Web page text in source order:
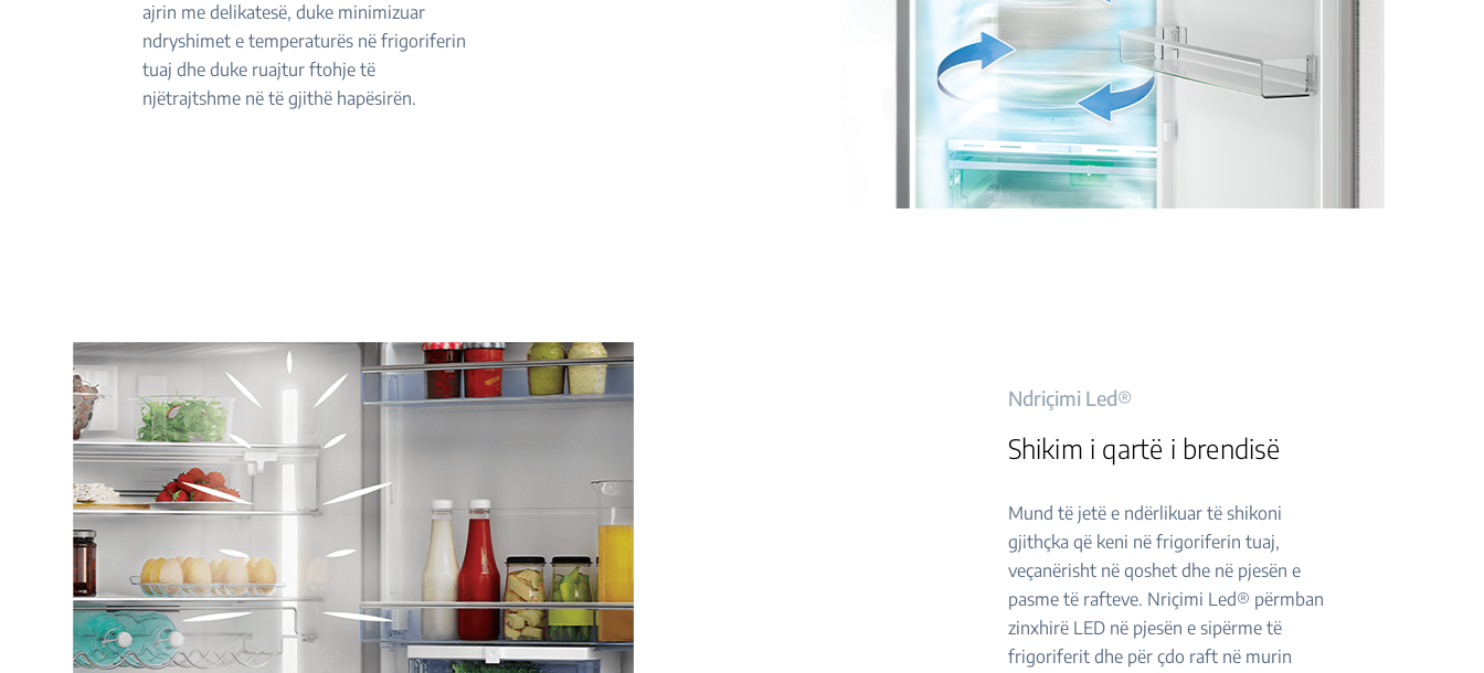
ajrin me delikatesë, duke minimizuar
ndryshimet e temperaturës në frigoriferin
tuaj dhe duke ruajtur ftohje të
njëtrajtshme në të gjithë hapësirën.
Ndriçimi Led®
Shikim i qartë i brendisë
Mund të jetë e ndërlikuar të shikoni
gjithçka që keni në frigoriferin tuaj,
veçanërisht në qoshet dhe në pjesën e
pasme të rafteve. Nriçimi Led® përmban
zinxhirë LED në pjesën e sipërme të
frigoriferit dhe për çdo raft në murin